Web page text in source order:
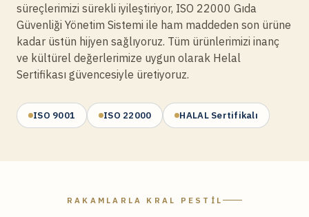
süreçlerimizi sürekli iyileştiriyor, ISO 22000 Gıda
Güvenliği Yönetim Sistemi ile ham maddeden son ürüne
kadar üstün hijyen sağlıyoruz. Tüm ürünlerimizi inanç
ve kültürel değerlerimize uygun olarak Helal
Sertifikası güvencesiyle üretiyoruz.
ISO 9001 ISO 22000 HALAL Sertifikalı
RAKAMLARLA KRAL PESTIL